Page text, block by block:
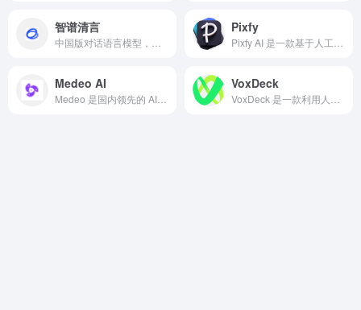
智谱清言 Pixfy
Medeo AI VoxDeck